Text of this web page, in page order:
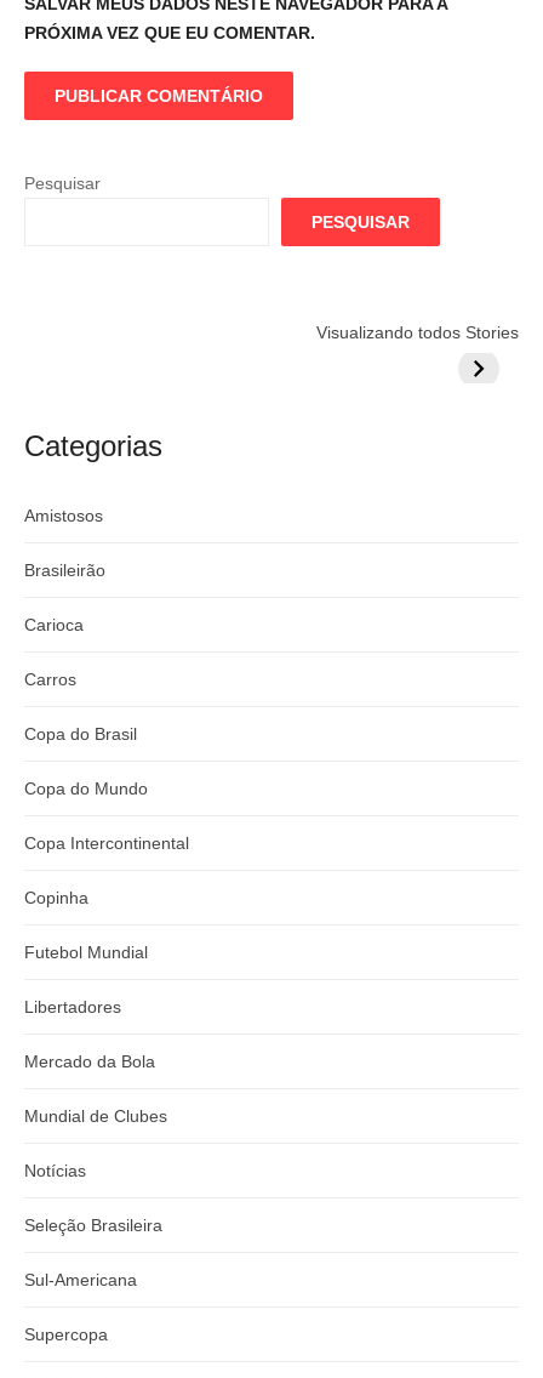
SALVAR MEUS DADOS NESTE NAVEGADOR PARA A
PRÓXIMA VEZ QUE EU COMENTAR.
Pesquisar
PESQUISAR
Visualizando todos Stories
argentino
Globo quer
Lesão
do
Categorias
Amistosos
Brasileirão
Carioca
Carros
Copa do Brasil
Copa do Mundo
Copa Intercontinental
Copinha
Futebol Mundial
Libertadores
Mercado da Bola
Mundial de Clubes
Notícias
Seleção Brasileira
Sul-Americana
Supercopa